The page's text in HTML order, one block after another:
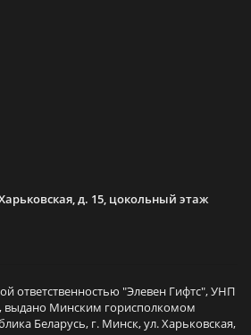
д. 15, цокольный этаж
ответственностью "Элевен Гифтс", УНП
выдано Минским горисполкомом
Беларусь, г. Минск, ул. Харьковская,